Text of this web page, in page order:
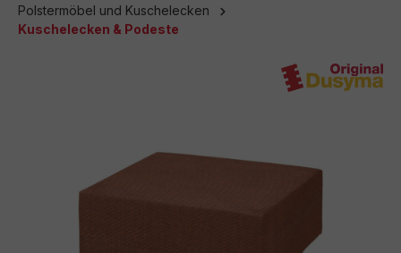
Polstermöbel und Kuschelecken
Kuschelecken & Podeste